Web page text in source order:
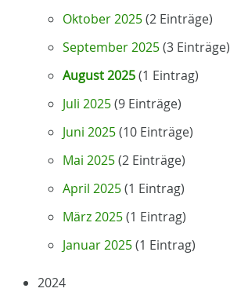
Oktober 2025(2 Einträge)
September 2025(3 Einträge)
August 2025(1 Eintrag)
Juli 2025(9 Einträge)
Juni 2025(10 Einträge)
Mai 2025(2 Einträge)
April 2025(1 Eintrag)
März 2025(1 Eintrag)
Januar 2025(1 Eintrag)
2024